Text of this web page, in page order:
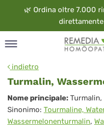
🌿 Ordina oltre 7.000
indietro
Turmalin,
Turmalin,
Nome principale: Turmalin,
Sinonimo: Tourmaline,
Wassermelonenturmalin,